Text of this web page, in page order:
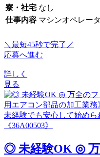
寮・社宅 なし
仕事内容 マシンオペレー
＼最短45秒で完了／
応募へ進む
詳しく
見る
◎ 未経験OK ◎